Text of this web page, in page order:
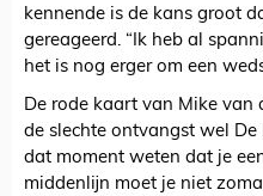
kennende is de kans groot
gereageerd. “Ik heb al
het is nog erger om een
De rode kaart van Mike van
de slechte ontvangst wel De
dat moment weten dat je
middenlijn moet je niet